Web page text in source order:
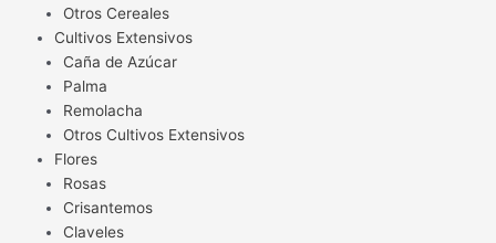
Otros Cereales
Cultivos Extensivos
Caña de Azúcar
Palma
Remolacha
Otros Cultivos Extensivos
Flores
Rosas
Crisantemos
Claveles